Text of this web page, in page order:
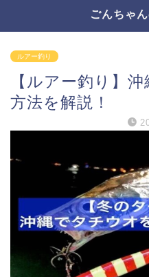
ごんちゃ
ルアー釣り
【ルアー釣り】
方法を解説！